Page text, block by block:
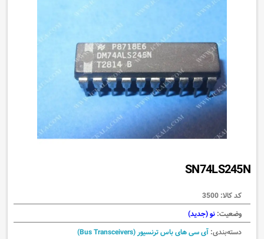
SN74LS245N
کد کالا: 3500
وضعیت: نو (جدید)
دسته‌بندی: آی سی های باس ترنسیور (Bus Transceivers)